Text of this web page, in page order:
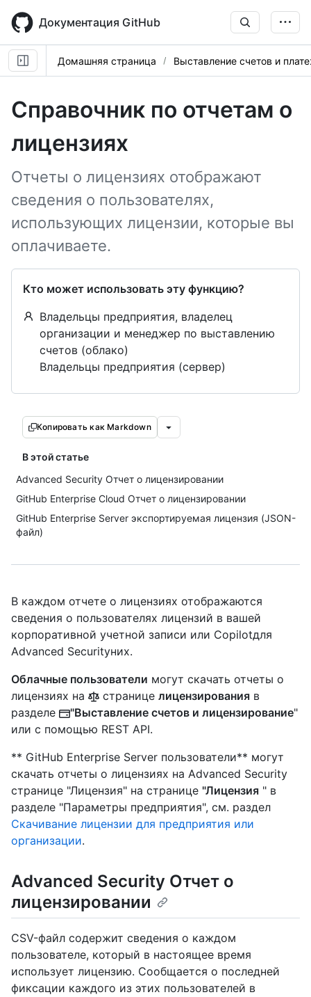
main
content
Документация GitHub
Домашняя страница Выставление счетов и
Справочник по отчетам о
лицензиях
Отчеты о лицензиях отображают
сведения о пользователях,
использующих лицензии, которые вы
оплачиваете.
Кто может использовать эту функцию?
Владельцы предприятия, владелец
организации и менеджер по выставлению
счетов (облако)
Владельцы предприятия (сервер)
Копировать как Markdown
В этой статье
Advanced Security Отчет о лицензировании
GitHub Enterprise Cloud Отчет о лицензировании
GitHub Enterprise Server экспортируемая лицензия (JSON-
файл)
В каждом отчете о лицензиях отображаются
сведения о пользователях лицензий в вашей
корпоративной учетной записи или Copilotдля
Advanced Securityних.
Облачные пользователи могут скачать отчеты о
лицензиях на
странице лицензирования в
разделе
"Выставление счетов и лицензирование"
или с помощью REST API.
** GitHub Enterprise Server пользователи** могут
скачать отчеты о лицензиях на Advanced Security
странице "Лицензия" на странице "Лицензия " в
разделе "Параметры предприятия", см. раздел
Скачивание лицензии для предприятия или
организации.
Advanced Security Отчет о
лицензировании
CSV-файл содержит сведения о каждом
пользователе, который в настоящее время
использует лицензию. Сообщается о последней
фиксации каждого из этих пользователей в